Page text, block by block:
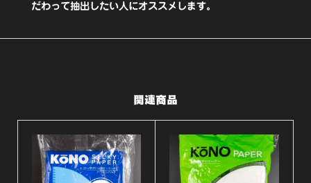
だわって抽出したい人にオススメします。
関連商品